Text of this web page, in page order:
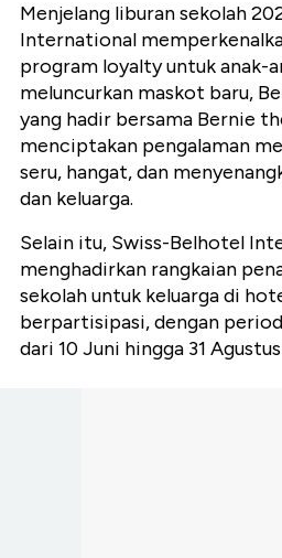
Menjelang liburan sekolah
International
program loyalty untuk anak-
meluncurkan maskot baru,
yang hadir bersama Bernie
menciptakan pengalaman
seru, hangat, dan
dan keluarga.
Selain itu, Swiss-Belhotel
menghadirkan rangkaian
sekolah untuk keluarga di
berpartisipasi, dengan
dari 10 Juni hingga 31